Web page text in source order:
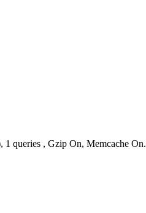
1 queries , Gzip On, Memcache On.